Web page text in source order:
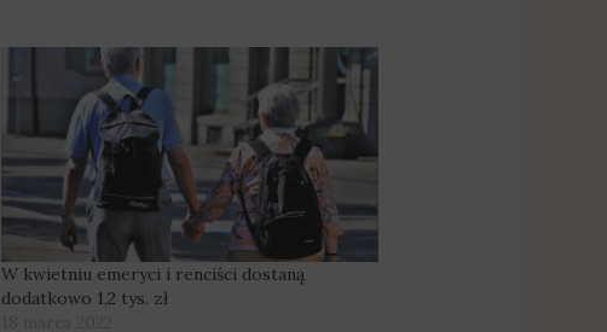
W kwietniu emeryci i renciści dostaną
dodatkowo 1,2 tys. zł